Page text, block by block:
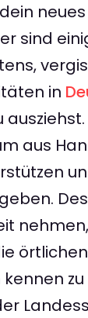
sind
in
aus